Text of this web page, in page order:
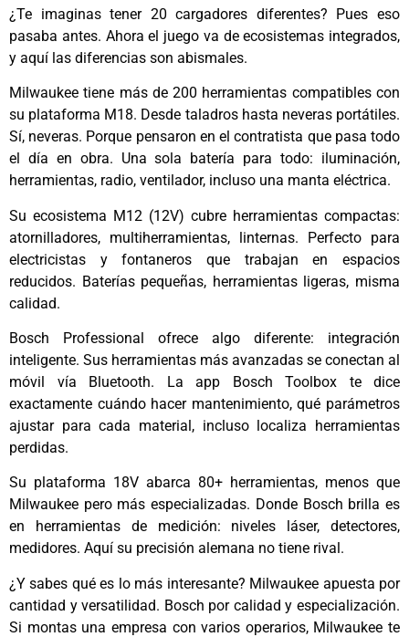
¿Te imaginas tener 20 cargadores diferentes? Pues eso
pasaba antes. Ahora el juego va de ecosistemas integrados,
y aquí las diferencias son abismales.
Milwaukee tiene más de 200 herramientas compatibles con
su plataforma M18. Desde taladros hasta neveras portátiles.
Sí, neveras. Porque pensaron en el contratista que pasa todo
el día en obra. Una sola batería para todo: iluminación,
herramientas, radio, ventilador, incluso una manta eléctrica.
Su ecosistema M12 (12V) cubre herramientas compactas:
atornilladores, multiherramientas, linternas. Perfecto para
electricistas y fontaneros que trabajan en espacios
reducidos. Baterías pequeñas, herramientas ligeras, misma
calidad.
Bosch Professional ofrece algo diferente: integración
inteligente. Sus herramientas más avanzadas se conectan al
móvil vía Bluetooth. La app Bosch Toolbox te dice
exactamente cuándo hacer mantenimiento, qué parámetros
ajustar para cada material, incluso localiza herramientas
perdidas.
Su plataforma 18V abarca 80+ herramientas, menos que
Milwaukee pero más especializadas. Donde Bosch brilla es
en herramientas de medición: niveles láser, detectores,
medidores. Aquí su precisión alemana no tiene rival.
¿Y sabes qué es lo más interesante? Milwaukee apuesta por
cantidad y versatilidad. Bosch por calidad y especialización.
Si montas una empresa con varios operarios, Milwaukee te